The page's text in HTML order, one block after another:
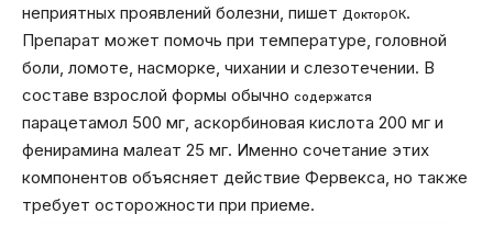
неприятных проявлений болезни, пишет ДокторОК.
Препарат может помочь при температуре, головной
боли, ломоте, насморке, чихании и слезотечении. В
составе взрослой формы обычно содержатся
парацетамол 500 мг, аскорбиновая кислота 200 мг и
фенирамина малеат 25 мг. Именно сочетание этих
компонентов объясняет действие Фервекса, но также
требует осторожности при приеме.